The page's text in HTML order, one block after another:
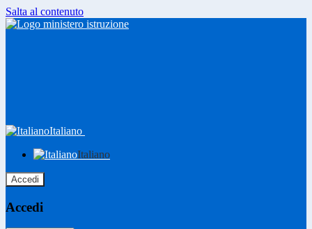
Salta al contenuto
Italiano
Italiano
Accedi
Accedi